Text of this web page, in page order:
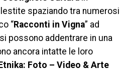
spaziando tra numerosi
“Racconti in Vigna” ad
possono addentrare in una
ancora intatte le loro
Foto – Video & Arte